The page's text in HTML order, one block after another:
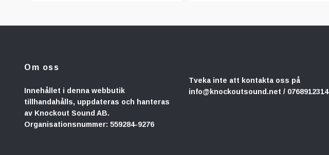
Om oss
Innehållet i denna webbutik
tillhandahålls, uppdateras och hanteras
av Knockout Sound AB.
Organisationsnummer: 559284-9276
Tveka inte att kontakta oss på
info@knockoutsound.net / 0768912314